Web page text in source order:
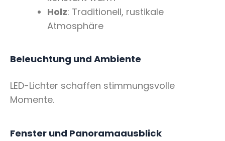
Holz: Traditionell, rustikale
Atmosphäre
Beleuchtung und Ambiente
LED-Lichter schaffen stimmungsvolle
Momente.
Fenster und Panoramaausblick